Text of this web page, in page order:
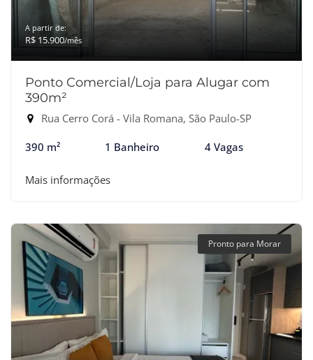
A partir de:
R$ 15.900/mês
Ponto Comercial/Loja para Alugar com
390m²
Rua Cerro Corá - Vila Romana, São Paulo-SP
390 m² 1 Banheiro 4 Vagas
Mais informações
Pronto para Morar